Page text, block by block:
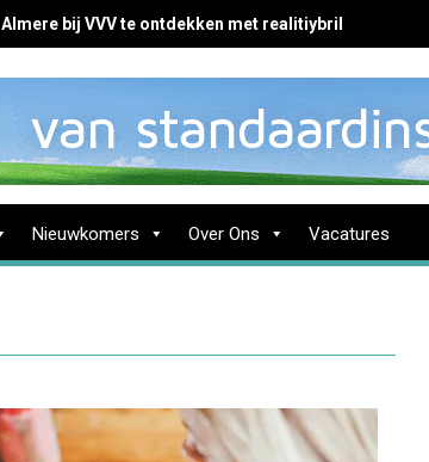
Almere bij VVV te ontdekken met realitiybril
Nieuwkomers Over Ons Vacatures